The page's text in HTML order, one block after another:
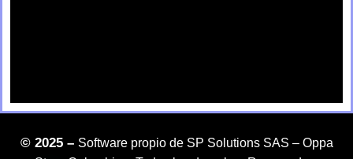
©2025 – Software propio de SP Solutions SAS – Oppa